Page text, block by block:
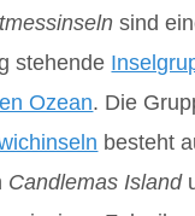
sind
stehende
Ozean. Die
besteht
Candlemas Island